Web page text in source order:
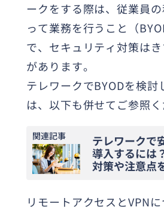
ークをする際は、従業員
って業務を行うこと（
で、セキュリティ対策は
があります。
テレワークでBYODを検討
は、以下も併せてご参照く
関連記事
テレワークで
導入するには
対策や注意点
リモートアクセスとVPN